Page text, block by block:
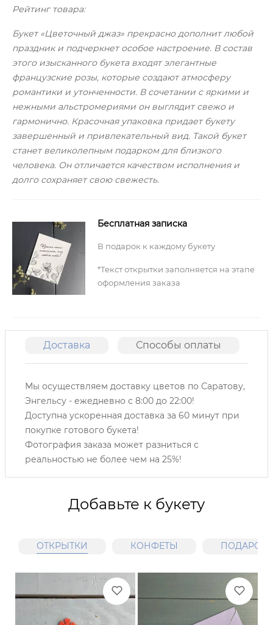
Рейтинг товара:
Букет «Цветочный джаз» прекрасно дополнит любой
праздник и подчеркнет особое настроение. В состав
этого изысканного букета входят элегантные
французские розы, которые создают атмосферу
романтики и утонченности. В сочетании с яркими и
нежными альстромериями он выглядит свежо и
гармонично. Красочная упаковка придает букету
завершенный и привлекательный вид. Такой букет
станет великолепным подарком для близкого
человека. Он отличается качеством исполнения и
долго сохраняет свою свежесть.
Бесплатная записка
В подарок к каждому букету
*Текст открытки заполняется на этапе
оформления заказа
Доставка Способы оплаты
Мы осуществляем доставку цветов по Саратову,
Энгельсу - ежедневно с 8:00 до 22:00!
Доступна ускоренная доставка за 60 минут при
покупке готового букета!
Фотография заказа может разниться с
реальностью не более чем на 25%!
Добавьте к букету
ОТКРЫТКИ КОНФЕТЫ